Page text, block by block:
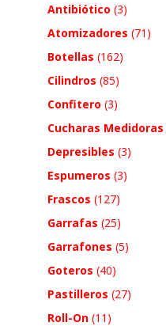
Antibiótico (3)
Atomizadores (71)
Botellas (162)
Cilindros (85)
Confitero (3)
Cucharas Medidoras
Depresibles (3)
Espumeros (3)
Frascos (127)
Garrafas (25)
Garrafones (5)
Goteros (40)
Pastilleros (27)
Roll-On (11)